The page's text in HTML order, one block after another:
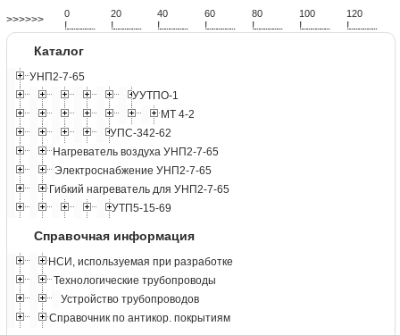
>>>>>> 0
!...................
20
!...................
40
!...................
60
!...................
80
!...................
100
!...................
120
!...................
Каталог
УНП2-7-65
УУТПО-1
МТ 4-2
УПС-342-62
Нагреватель воздуха УНП2-7-65
Электроснабжение УНП2-7-65
Гибкий нагреватель для УНП2-7-65
УТП5-15-69
Справочная информация
НСИ, используемая при разработке
Технологические трубопроводы
Устройство трубопроводов
Справочник по антикор. покрытиям